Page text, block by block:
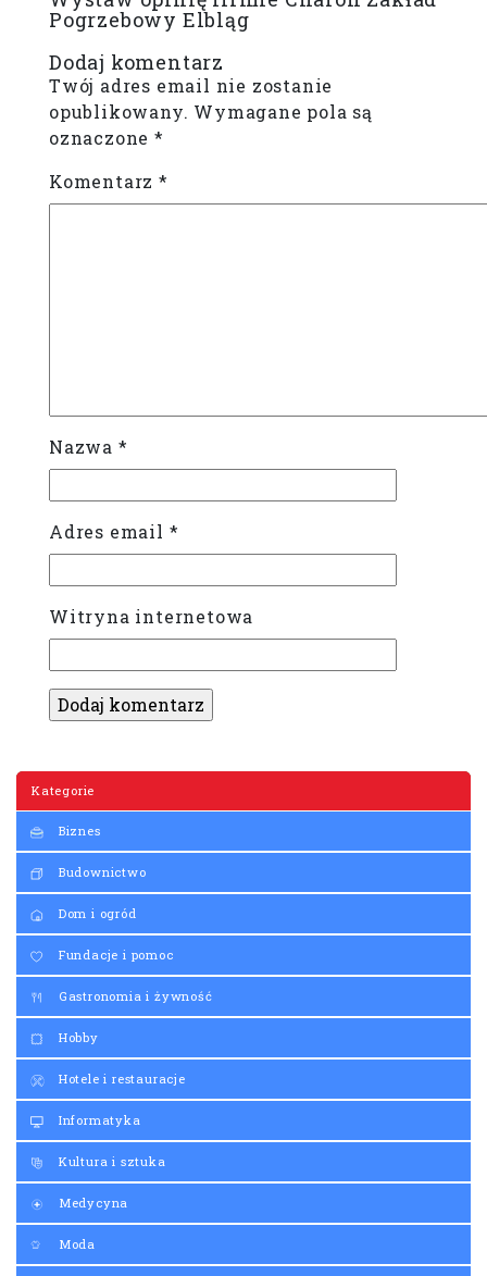
Kategorie
Biznes
Budownictwo
Dom i ogród
Fundacje i pomoc
Gastronomia i żywność
Hobby
Hotele i restauracje
Informatyka
Kultura i sztuka
Medycyna
Moda
Pogrzebowy Elbląg
Dodaj komentarz
Twój adres email nie zostanie
opublikowany. Wymagane pola są
oznaczone*
Komentarz*
Nazwa *
Adres email *
Witryna internetowa